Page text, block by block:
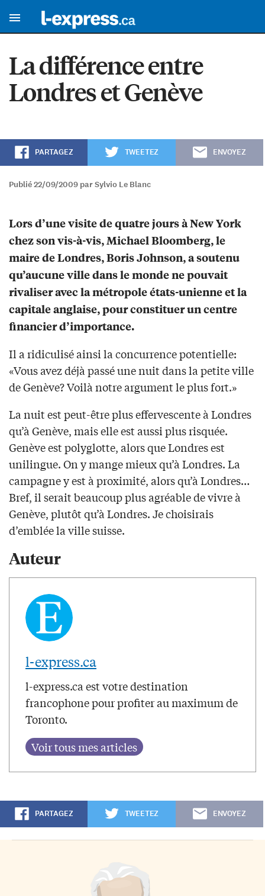
La différence entre
Londres et Genève
PARTAGEZ TWEETEZ ENVOYEZ
Publié 22/09/2009 par Sylvio Le Blanc
Lors d’une visite de quatre jours à New York
chez son vis-à-vis, Michael Bloomberg, le
maire de Londres, Boris Johnson, a soutenu
qu’aucune ville dans le monde ne pouvait
rivaliser avec la métropole états-unienne et la
capitale anglaise, pour constituer un centre
financier d’importance.
Il a ridiculisé ainsi la concurrence potentielle:
«Vous avez déjà passé une nuit dans la petite ville
de Genève? Voilà notre argument le plus fort.»
La nuit est peut-être plus effervescente à Londres
qu’à Genève, mais elle est aussi plus risquée.
Genève est polyglotte, alors que Londres est
unilingue. On y mange mieux qu’à Londres. La
campagne y est à proximité, alors qu’à Londres…
Bref, il serait beaucoup plus agréable de vivre à
Genève, plutôt qu’à Londres. Je choisirais
d’emblée la ville suisse.
Auteur
l-express.ca
l-express.ca est votre destination
francophone pour profiter au maximum de
Toronto.
PARTAGEZ TWEETEZ ENVOYEZ